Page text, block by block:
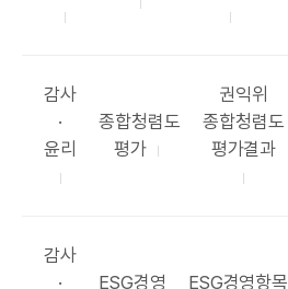
국
카
고
감사
·
윤리
공
표
종합청렴도
평가
공
표
항
권익위
종합청렴도
평가결과
카
감사
·
공
ESG경영
공
ESG경영항목